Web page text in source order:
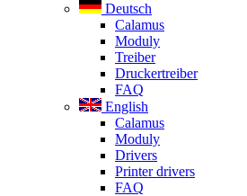
Deutsch
Calamus
Moduly
Treiber
Druckertreiber
FAQ
English
Calamus
Moduly
Drivers
Printer drivers
FAQ